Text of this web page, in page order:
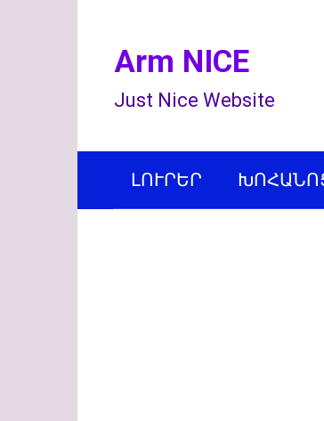
Arm NICE
Just Nice Website
ԼՈՒՐԵՐ